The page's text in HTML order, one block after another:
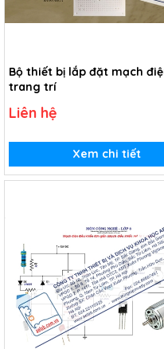
Bộ thiết bị lắp đặt mạch
trang trí
Liên hệ
Xem chi tiết